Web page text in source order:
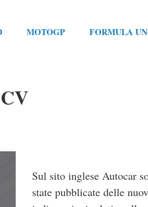
MOTOGP FORMULA
Sul sito inglese Autocar
state pubblicate delle